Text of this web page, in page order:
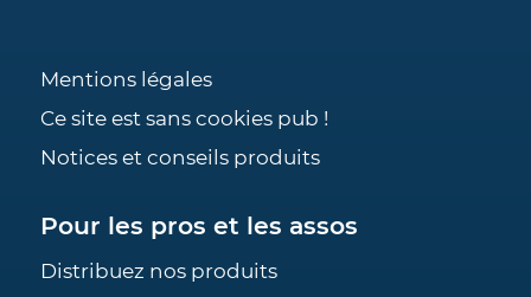
Mentions légales
Ce site est sans cookies pub !
Notices et conseils produits
Pour les pros et les assos
Distribuez nos produits